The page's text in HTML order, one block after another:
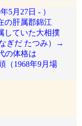
5月27日 - ）
の肝属郡錦江
していた大相撲
ぎだ たつみ）→
の体格は
（1968年9月場